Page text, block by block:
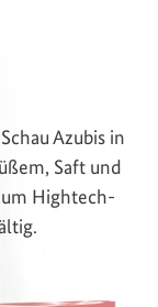
Azubis in
Saft und
Hightech-